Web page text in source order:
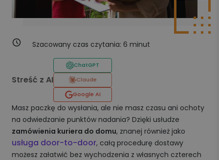
Szacowany czas czytania: 6 minut
Streść z AI
ChatGPT
Claude
Google AI
Masz paczkę do wysłania, ale nie masz czasu ani ochoty
na odwiedzanie punktów nadania? Dzięki usłudze
zamówienia kuriera do domu, znanej również jako
usługa door-to-door, całą procedurę dostawy
możesz załatwić bez wychodzenia z własnych czterech